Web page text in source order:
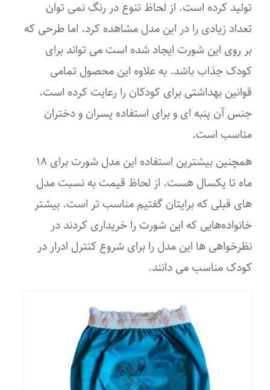
تولید کرده است. از لحاظ تنوع در رنگ نمی توان
تعداد زیادی را در این مدل مشاهده کرد. اما طرحی که
بر روی این شورت ایجاد شده است می تواند برای
کودک جذاب باشد. به علاوه این محصول تمامی
قوانین بهداشتی برای کودکان را رعایت کرده است.
جنس آن پنبه ای و برای استفاده پسران و دختران
مناسب است.
همچنین بیشترین استفاده این مدل شورت برای ۱۸
ماه تا یکسال هست. از لحاظ قیمت به نسبت مدل
های قبلی که برایتان گفتیم مناسب تر است. بیشتر
خانواده‌هایی که این شورت را خریداری کردند در
نظرخواهی ها این مدل را برای شروع کنترل ادرار در
کودک مناسب می دانند.